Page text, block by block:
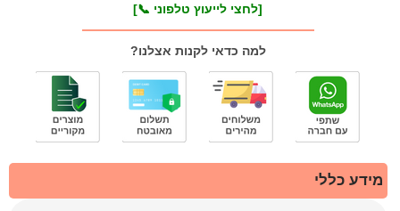
[לחצי לייעוץ טלפוני 📞]
למה כדאי לקנות אצלנו?
מידע כללי